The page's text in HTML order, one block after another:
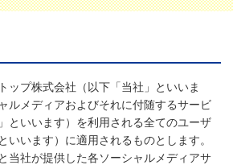
ップ株式会社（以下「当社」といいま
ルメディアおよびそれに付随するサービ
といいます）を利用される全てのユーザ
いいます）に適用されるものとします。
当社が提供した各ソーシャルメディアサ